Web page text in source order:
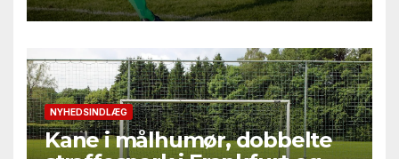
NYHEDSINDLÆG
Kane i målhumør, dobbelte